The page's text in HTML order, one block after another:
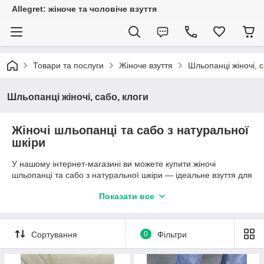
Allegret: жіноче та чоловіче взуття
Товари та послуги Жіноче взуття Шльопанці жіночі,
Шльопанці жіночі, сабо, клоги
Жіночі шльопанці та сабо з натуральної
шкіри
У нашому інтернет-магазині ви можете купити жіночі
шльопанці та сабо з натуральної шкіри — ідеальне взуття для
моделі, які поєднують стильний дизайн, якісні матеріали та
дозволяє ногам дихати навіть у спеку. Сабо чудово підходять
для активного дня, прогулянок містом або відпочинку. У
колекції представлені як базові моделі, так і трендові варіанти
Показати все
Сортування 0 Фільтри